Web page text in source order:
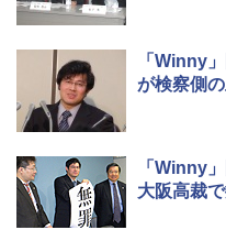
「Winny
が検察側
「Winny
大阪高裁